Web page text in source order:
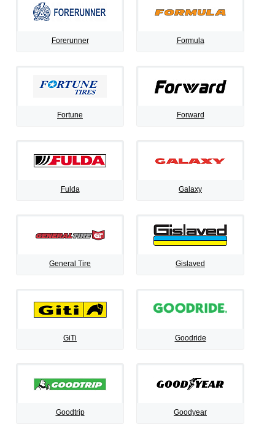
Forerunner Formula
Fortune Forward
Fulda Galaxy
General Tire Gislaved
GiTi Goodride
Goodtrip Goodyear